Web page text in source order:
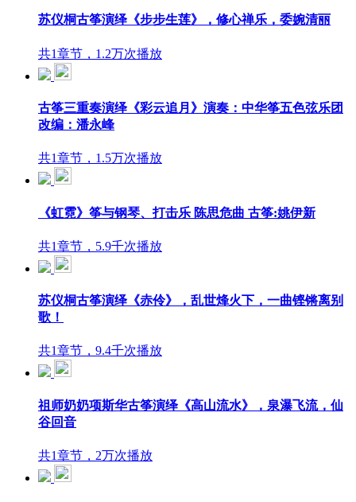
苏仪桐古筝演绎《步步生莲》，修心禅乐，委婉清丽
共1章节，1.2万次播放
古筝三重奏演绎《彩云追月》演奏：中华筝五色弦乐团
改编：潘永峰
共1章节，1.5万次播放
《虹霓》筝与钢琴、打击乐 陈思危曲 古筝:姚伊新
共1章节，5.9千次播放
苏仪桐古筝演绎《赤伶》，乱世烽火下，一曲铿锵离别
歌！
共1章节，9.4千次播放
祖师奶奶项斯华古筝演绎《高山流水》，泉瀑飞流，仙
谷回音
共1章节，2万次播放